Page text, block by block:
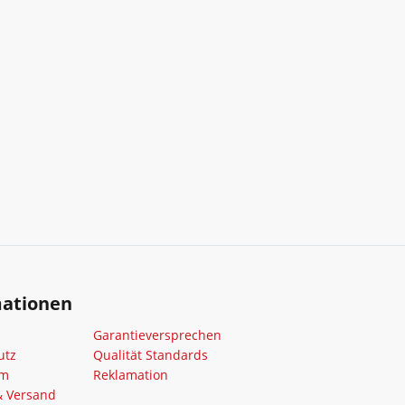
Versand
Garantieversprechen
Qualität Standards
Reklamation